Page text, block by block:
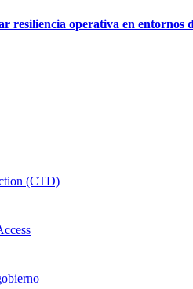
resiliencia operativa en entornos
(CTD)